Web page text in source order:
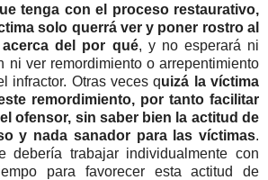
tenga con el proceso restaurativo,
solo querrá ver y poner rostro al
del por qué, y no esperará ni
ni ver remordimiento o arrepentimiento
infractor. Otras veces quizá la víctima
remordimiento, por tanto facilitar
ofensor, sin saber bien la actitud de
y nada sanador para las víctimas.
debería trabajar individualmente con
para favorecer esta actitud de